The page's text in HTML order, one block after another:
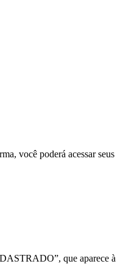
você poderá acessar seus
que aparece à